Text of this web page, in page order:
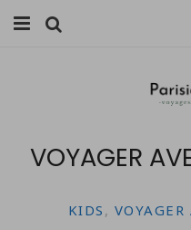
VOYAGER
KIDS ,